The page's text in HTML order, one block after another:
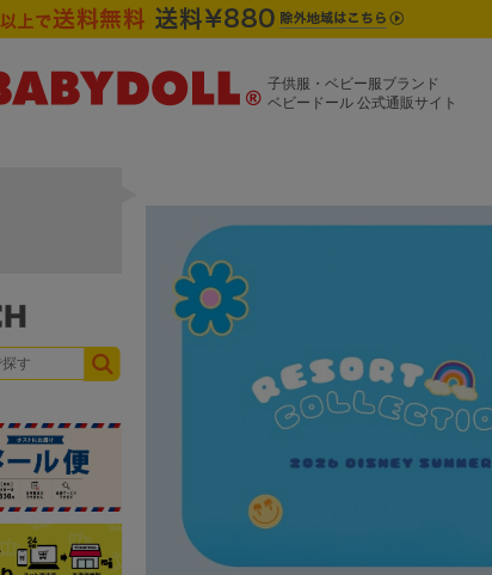
子供服・ベビー服ブランド
ベビードール 公式通販サイト